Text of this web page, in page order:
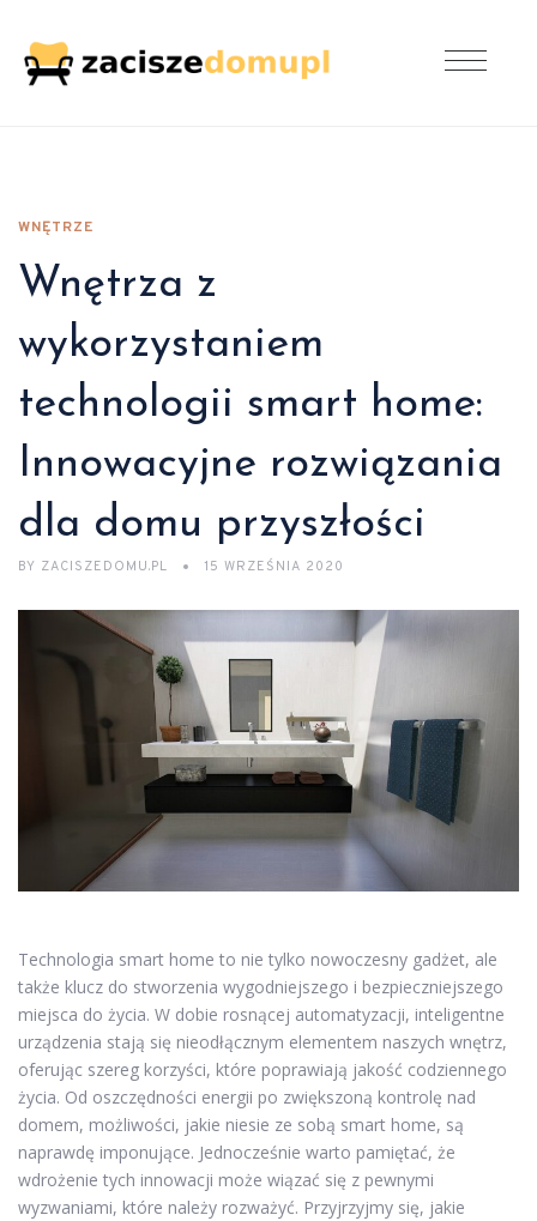
WNĘTRZE
Wnętrza z
wykorzystaniem
technologii smart home:
Innowacyjne rozwiązania
dla domu przyszłości
BY ZACISZEDOMU.PL 15 WRZEŚNIA 2020
Technologia smart home to nie tylko nowoczesny gadżet, ale
także klucz do stworzenia wygodniejszego i bezpieczniejszego
miejsca do życia. W dobie rosnącej automatyzacji, inteligentne
urządzenia stają się nieodłącznym elementem naszych wnętrz,
oferując szereg korzyści, które poprawiają jakość codziennego
życia. Od oszczędności energii po zwiększoną kontrolę nad
domem, możliwości, jakie niesie ze sobą smart home, są
naprawdę imponujące. Jednocześnie warto pamiętać, że
wdrożenie tych innowacji może wiązać się z pewnymi
wyzwaniami, które należy rozważyć. Przyjrzyjmy się, jakie